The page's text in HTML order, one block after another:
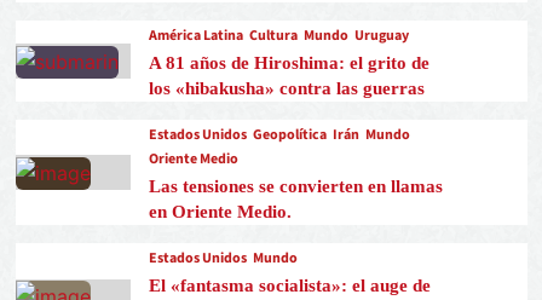
América Latina Cultura Mundo Uruguay
A 81 años de Hiroshima: el grito de
los «hibakusha» contra las guerras
Estados Unidos Geopolítica Irán Mundo
Oriente Medio
Las tensiones se convierten en llamas
en Oriente Medio.
Estados Unidos Mundo
El «fantasma socialista»: el auge de